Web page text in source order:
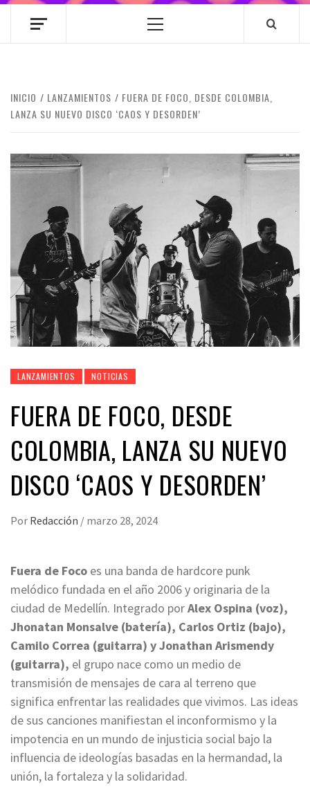
Menú
INICIO LANZAMIENTOS
FUERA DE FOCO, DESDE COLOMBIA,
LANZA SU NUEVO DISCO ‘CAOS Y DESORDEN’
LANZAMIENTOS NOTICIAS
FUERA DE FOCO, DESDE
COLOMBIA, LANZA SU NUEVO
DISCO ‘CAOS Y DESORDEN’
Por Redacción / marzo 28, 2024
Fuera de Foco es una banda de hardcore punk
melódico fundada en el año 2006 y originaria de la
ciudad de Medellín. Integrado porAlex Ospina (voz),
Jhonatan Monsalve (batería), Carlos Ortiz (bajo),
Camilo Correa (guitarra) y Jonathan Arismendy
(guitarra), el grupo nace como un medio de
transmisión de mensajes de cara al terreno que
significa enfrentar las realidades que vivimos. Las ideas
de sus canciones manifiestan el inconformismo y la
impotencia en un mundo de injusticia social bajo la
influencia de ideologías basadas en la hermandad, la
unión, la fortaleza y la solidaridad.